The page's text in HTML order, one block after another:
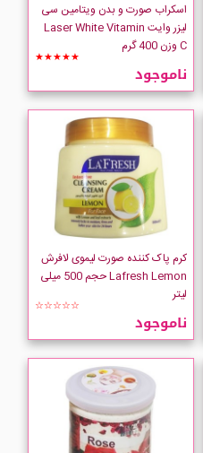
اسکراب صورت و بدن ویتامین سی
لیزر وایت Laser White Vitamin
C وزن 400 گرم
★★★★★
ناموجود
کرم پاک کننده صورت لیموی لافرش
Lafresh Lemon حجم 500 میلی
لیتر
☆☆☆☆☆
ناموجود